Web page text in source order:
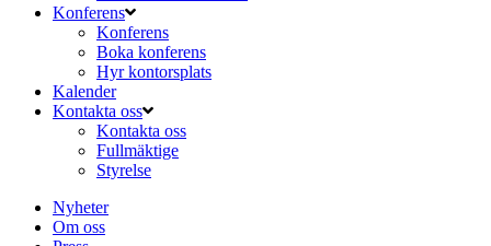
Konferens
Konferens
Boka konferens
Hyr kontorsplats
Kalender
Kontakta oss
Kontakta oss
Fullmäktige
Styrelse
Nyheter
Om oss